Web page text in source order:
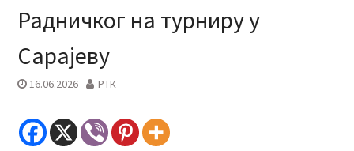
Радничког на турниру у
Сарајеву
16.06.2026 РТК